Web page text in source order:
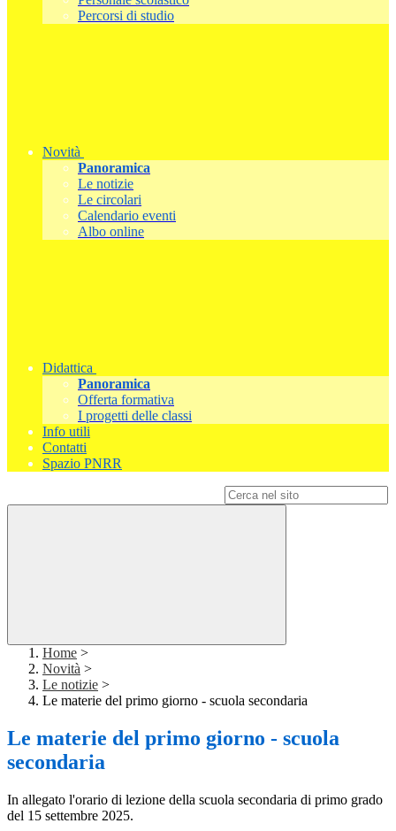
Percorsi di studio
Novità
Panoramica
Le notizie
Le circolari
Calendario eventi
Albo online
Didattica
Panoramica
Offerta formativa
I progetti delle classi
Info utili
Contatti
Spazio PNRR
Home >
Novità >
Le notizie >
Le materie del primo giorno - scuola secondaria
Le materie del primo giorno - scuola
secondaria
In allegato l'orario di lezione della scuola secondaria di primo grado
del 15 settembre 2025.